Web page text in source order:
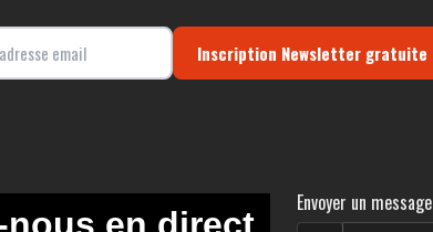
Inscription Newsletter gratuite
Envoyer un message